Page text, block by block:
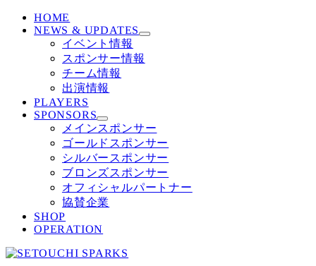
HOME
NEWS & UPDATES
イベント情報
スポンサー情報
チーム情報
出演情報
PLAYERS
SPONSORS
メインスポンサー
ゴールドスポンサー
シルバースポンサー
ブロンズスポンサー
オフィシャルパートナー
協賛企業
SHOP
OPERATION